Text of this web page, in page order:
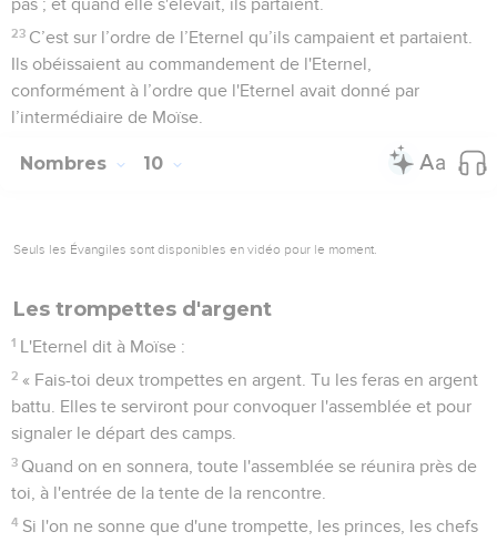
pas ; et quand elle s'élevait, ils partaient.
23 C’est sur l’ordre de l’Eternel qu’ils campaient et partaient.
Ils obéissaient au commandement de l'Eternel,
conformément à l’ordre que l'Eternel avait donné par
l’intermédiaire de Moïse.
Nombres 10
Seuls les Évangiles sont disponibles en vidéo pour le moment.
Les trompettes d'argent
1 L'Eternel dit à Moïse :
2 « Fais-toi deux trompettes en argent. Tu les feras en argent
battu. Elles te serviront pour convoquer l'assemblée et pour
signaler le départ des camps.
3 Quand on en sonnera, toute l'assemblée se réunira près de
toi, à l'entrée de la tente de la rencontre.
4 Si l'on ne sonne que d'une trompette, les princes, les chefs